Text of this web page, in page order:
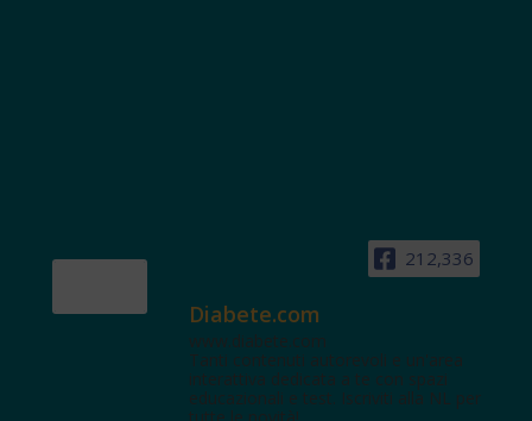
212,336
Diabete.com
www.diabete.com
Tanti contenuti autorevoli e un'area
interattiva dedicata a te con spazi
educazionali e test. Iscriviti alla NL per